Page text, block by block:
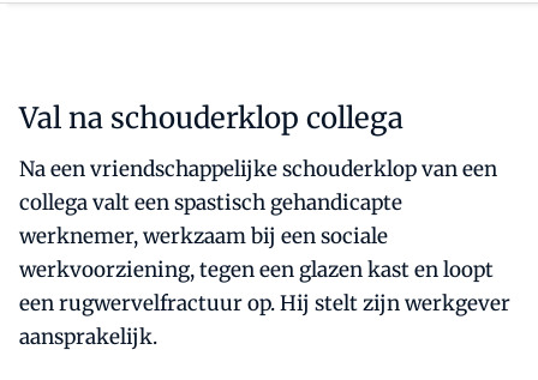
Val na schouderklop collega
Na een vriendschappelijke schouderklop van een
collega valt een spastisch gehandicapte
werknemer, werkzaam bij een sociale
werkvoorziening, tegen een glazen kast en loopt
een rugwervelfractuur op. Hij stelt zijn werkgever
aansprakelijk.